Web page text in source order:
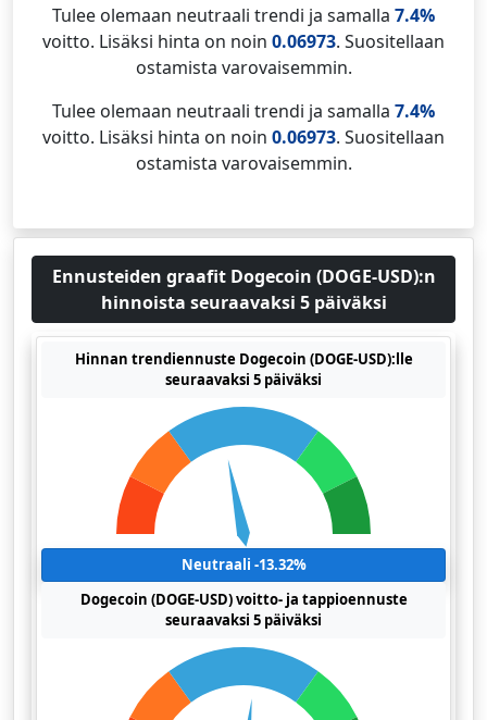
Tulee olemaan neutraali trendi ja samalla 7.4%
voitto. Lisäksi hinta on noin 0.06973. Suositellaan
ostamista varovaisemmin.
Tulee olemaan neutraali trendi ja samalla 7.4%
voitto. Lisäksi hinta on noin 0.06973. Suositellaan
ostamista varovaisemmin.
Ennusteiden graafit Dogecoin (DOGE-USD):n
hinnoista seuraavaksi 5 päiväksi
Hinnan trendiennuste Dogecoin (DOGE-USD):lle
seuraavaksi 5 päiväksi
Neutraali -13.32%
Dogecoin (DOGE-USD) voitto- ja tappioennuste
seuraavaksi 5 päiväksi